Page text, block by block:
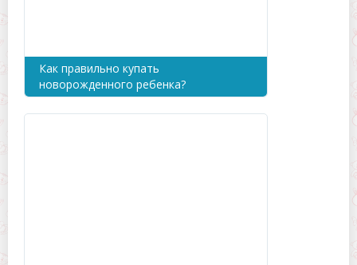
Как правильно купать
новорожденного ребенка?